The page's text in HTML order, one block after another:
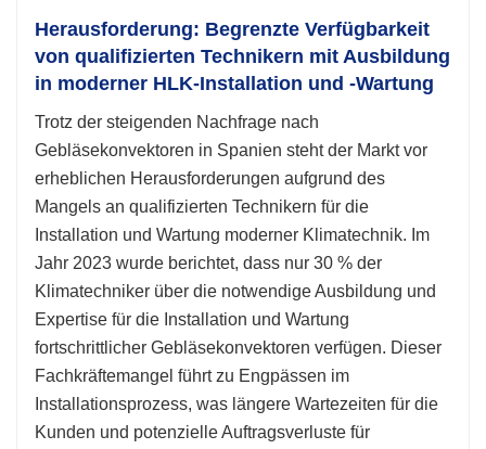
Herausforderung: Begrenzte Verfügbarkeit
von qualifizierten Technikern mit Ausbildung
in moderner HLK-Installation und -Wartung
Trotz der steigenden Nachfrage nach
Gebläsekonvektoren in Spanien steht der Markt vor
erheblichen Herausforderungen aufgrund des
Mangels an qualifizierten Technikern für die
Installation und Wartung moderner Klimatechnik. Im
Jahr 2023 wurde berichtet, dass nur 30 % der
Klimatechniker über die notwendige Ausbildung und
Expertise für die Installation und Wartung
fortschrittlicher Gebläsekonvektoren verfügen. Dieser
Fachkräftemangel führt zu Engpässen im
Installationsprozess, was längere Wartezeiten für die
Kunden und potenzielle Auftragsverluste für